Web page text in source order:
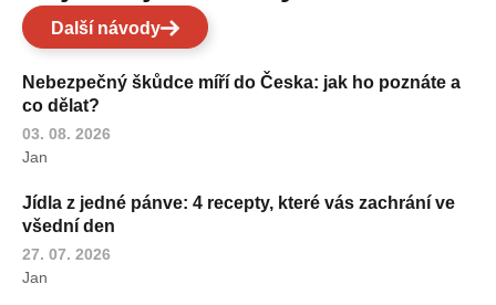
Další návody
Nebezpečný škůdce míří do Česka: jak ho poznáte a
co dělat?
03. 08. 2026
Jan
Jídla z jedné pánve: 4 recepty, které vás zachrání ve
všední den
27. 07. 2026
Jan